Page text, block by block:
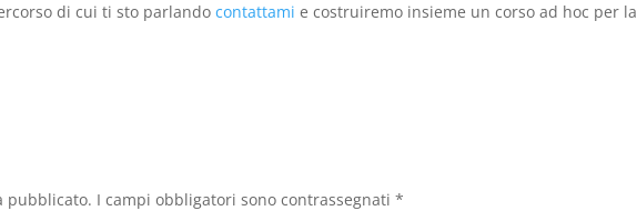
di cui ti sto parlandocontattami e costruiremo insieme un corso ad hoc per la
pubblicato. I campi obbligatori sono contrassegnati*